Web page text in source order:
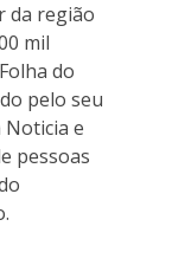
da região
mil
do
pelo seu
e
pessoas